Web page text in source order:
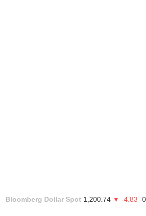
Bloomberg Dollar Spot 1,200.74 ▼ -4.83 -